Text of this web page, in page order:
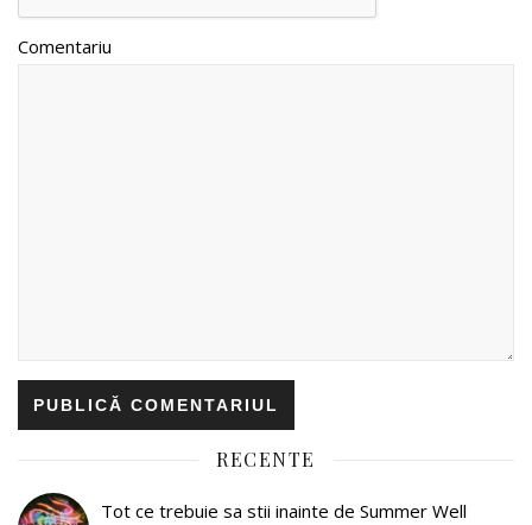
Comentariu
RECENTE
Tot ce trebuie sa stii inainte de Summer Well